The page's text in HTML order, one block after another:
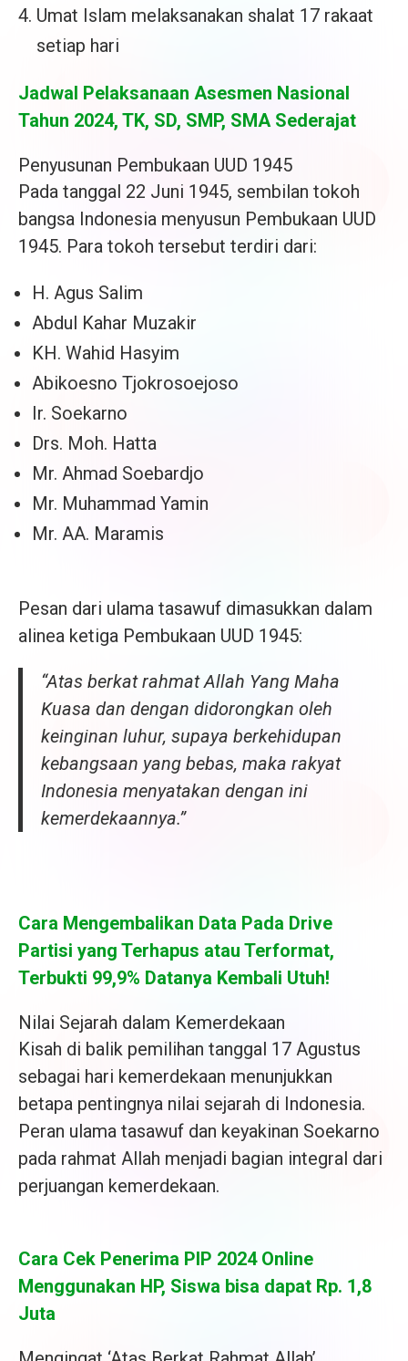
Umat Islam melaksanakan shalat 17 rakaat
setiap hari
Jadwal Pelaksanaan Asesmen Nasional
Tahun 2024, TK, SD, SMP, SMA Sederajat
Penyusunan Pembukaan UUD 1945
Pada tanggal 22 Juni 1945, sembilan tokoh
bangsa Indonesia menyusun Pembukaan UUD
1945. Para tokoh tersebut terdiri dari:
H. Agus Salim
Abdul Kahar Muzakir
KH. Wahid Hasyim
Abikoesno Tjokrosoejoso
Ir. Soekarno
Drs. Moh. Hatta
Mr. Ahmad Soebardjo
Mr. Muhammad Yamin
Mr. AA. Maramis
Pesan dari ulama tasawuf dimasukkan dalam
alinea ketiga Pembukaan UUD 1945:
“Atas berkat rahmat Allah Yang Maha
Kuasa dan dengan didorongkan oleh
keinginan luhur, supaya berkehidupan
kebangsaan yang bebas, maka rakyat
Indonesia menyatakan dengan ini
kemerdekaannya.”
Cara Mengembalikan Data Pada Drive
Partisi yang Terhapus atau Terformat,
Terbukti 99,9% Datanya Kembali Utuh!
Nilai Sejarah dalam Kemerdekaan
Kisah di balik pemilihan tanggal 17 Agustus
sebagai hari kemerdekaan menunjukkan
betapa pentingnya nilai sejarah di Indonesia.
Peran ulama tasawuf dan keyakinan Soekarno
pada rahmat Allah menjadi bagian integral dari
perjuangan kemerdekaan.
Cara Cek Penerima PIP 2024 Online
Menggunakan HP, Siswa bisa dapat Rp. 1,8
Juta